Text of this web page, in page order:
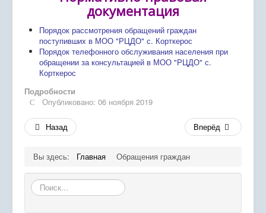
Профилактика вирусных заболеваний
Дистанционное обучение
Экостанция
Успех каждого ребенка
Родителям
Сведения об организации отдыха детей и их
оздоровления
Проведение дополнительных профилактических
мероприятий
документация
Порядок рассмотрения обращений граждан
поступивших в МОО "РЦДО" с. Корткерос
Порядок телефонного обслуживания населения при
обращении за консультацией в МОО "РЦДО" с.
Корткерос
Подробности
Опубликовано: 06 ноября 2019
Назад Вперёд
Вы здесь: Главная Обращения граждан
Искать...